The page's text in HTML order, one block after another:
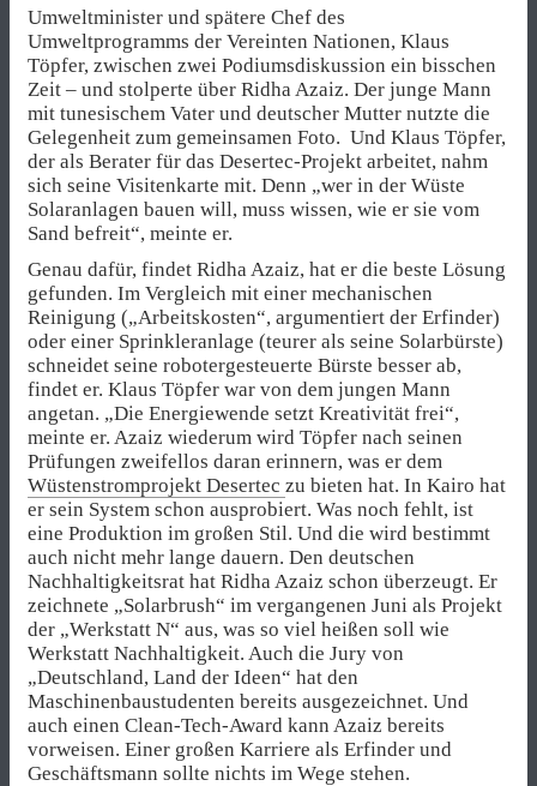
Umweltminister und spätere Chef des
Umweltprogramms der Vereinten Nationen, Klaus
Töpfer, zwischen zwei Podiumsdiskussion ein bisschen
Zeit – und stolperte über Ridha Azaiz. Der junge Mann
mit tunesischem Vater und deutscher Mutter nutzte die
Gelegenheit zum gemeinsamen Foto. Und Klaus Töpfer,
der als Berater für das Desertec-Projekt arbeitet, nahm
sich seine Visitenkarte mit. Denn „wer in der Wüste
Solaranlagen bauen will, muss wissen, wie er sie vom
Sand befreit“, meinte er.
Genau dafür, findet Ridha Azaiz, hat er die beste Lösung
gefunden. Im Vergleich mit einer mechanischen
Reinigung („Arbeitskosten“, argumentiert der Erfinder)
oder einer Sprinkleranlage (teurer als seine Solarbürste)
schneidet seine robotergesteuerte Bürste besser ab,
findet er. Klaus Töpfer war von dem jungen Mann
angetan. „Die Energiewende setzt Kreativität frei“,
meinte er. Azaiz wiederum wird Töpfer nach seinen
Prüfungen zweifellos daran erinnern, was er dem
Wüstenstromprojekt Desertec zu bieten hat. In Kairo hat
er sein System schon ausprobiert. Was noch fehlt, ist
eine Produktion im großen Stil. Und die wird bestimmt
auch nicht mehr lange dauern. Den deutschen
Nachhaltigkeitsrat hat Ridha Azaiz schon überzeugt. Er
zeichnete „Solarbrush“ im vergangenen Juni als Projekt
der „Werkstatt N“ aus, was so viel heißen soll wie
Werkstatt Nachhaltigkeit. Auch die Jury von
„Deutschland, Land der Ideen“ hat den
Maschinenbaustudenten bereits ausgezeichnet. Und
auch einen Clean-Tech-Award kann Azaiz bereits
vorweisen. Einer großen Karriere als Erfinder und
Geschäftsmann sollte nichts im Wege stehen.